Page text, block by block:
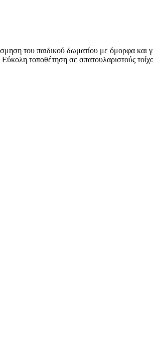
του παιδικού δωματίου με όμορφα και
τοποθέτηση σε σπατουλαριστούς